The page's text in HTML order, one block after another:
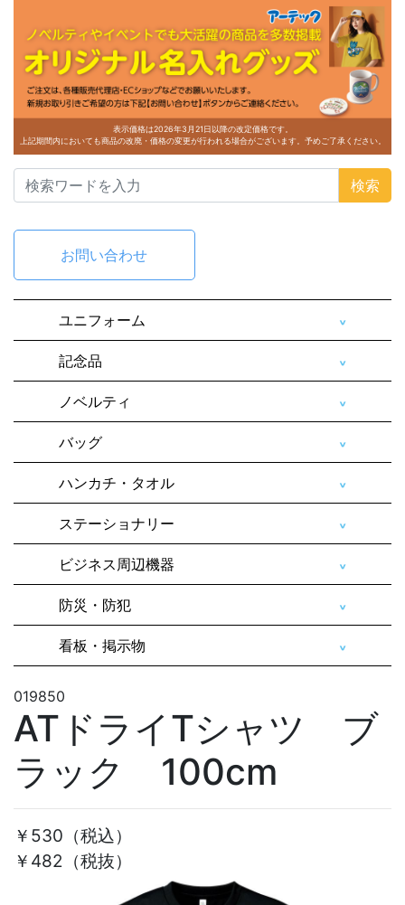
表示価格は2026年3月21日以降の改定価格です。
上記期間内においても商品の改廃・価格の変更が行われる場合がございます。予めご了承ください。
検索
お問い合わせ
ユニフォーム
記念品
ノベルティ
バッグ
ハンカチ・タオル
ステーショナリー
ビジネス周辺機器
防災・防犯
看板・掲示物
019850
ATドライTシャツ ブ
ラック 100cm
￥530 （税込）
￥482（税抜）